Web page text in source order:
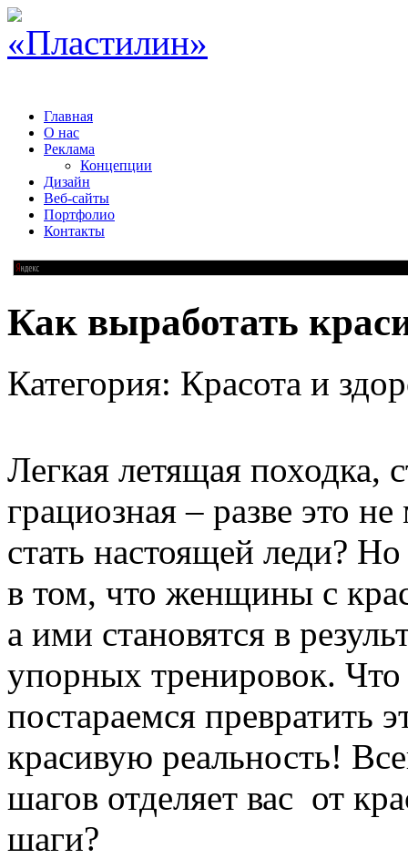
Главная
О нас
Реклама
Концепции
Дизайн
Веб-сайты
Портфолио
Контакты
Как выработать
Категория: Красота и
Легкая летящая походка,
грациозная – разве это
стать настоящей леди?
в том, что женщины с
а ими становятся в
упорных тренировок. Что
постараемся превратить
красивую реальность!
шагов отделяет вас от
шаги?